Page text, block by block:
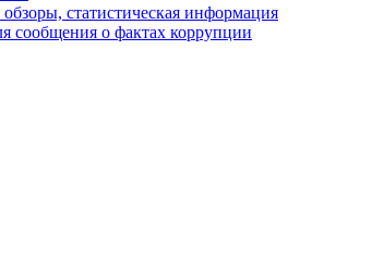
статистическая информация
сообщения о фактах коррупции